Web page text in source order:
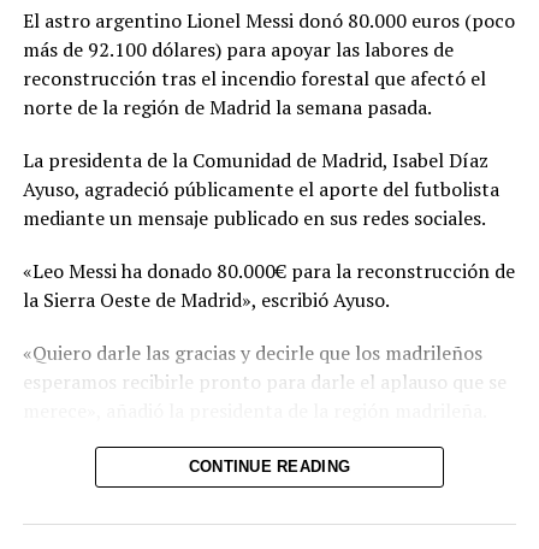
Comparte esto:
Facebook X
Me gusta esto:
El astro argentino Lionel Messi donó 80.000 euros (poco
más de 92.100 dólares) para apoyar las labores de
reconstrucción tras el incendio forestal que afectó el
norte de la región de Madrid la semana pasada.
La presidenta de la Comunidad de Madrid, Isabel Díaz
Ayuso, agradeció públicamente el aporte del futbolista
mediante un mensaje publicado en sus redes sociales.
«Leo Messi ha donado 80.000€ para la reconstrucción de
la Sierra Oeste de Madrid», escribió Ayuso.
«Quiero darle las gracias y decirle que los madrileños
esperamos recibirle pronto para darle el aplauso que se
El incendio forestal que afectó el noroeste de la región
de Madrid arrasó 27.000 hectáreas y dejó a más de
50.000 personas afectadas entre evacuados y
CONTINUE READING